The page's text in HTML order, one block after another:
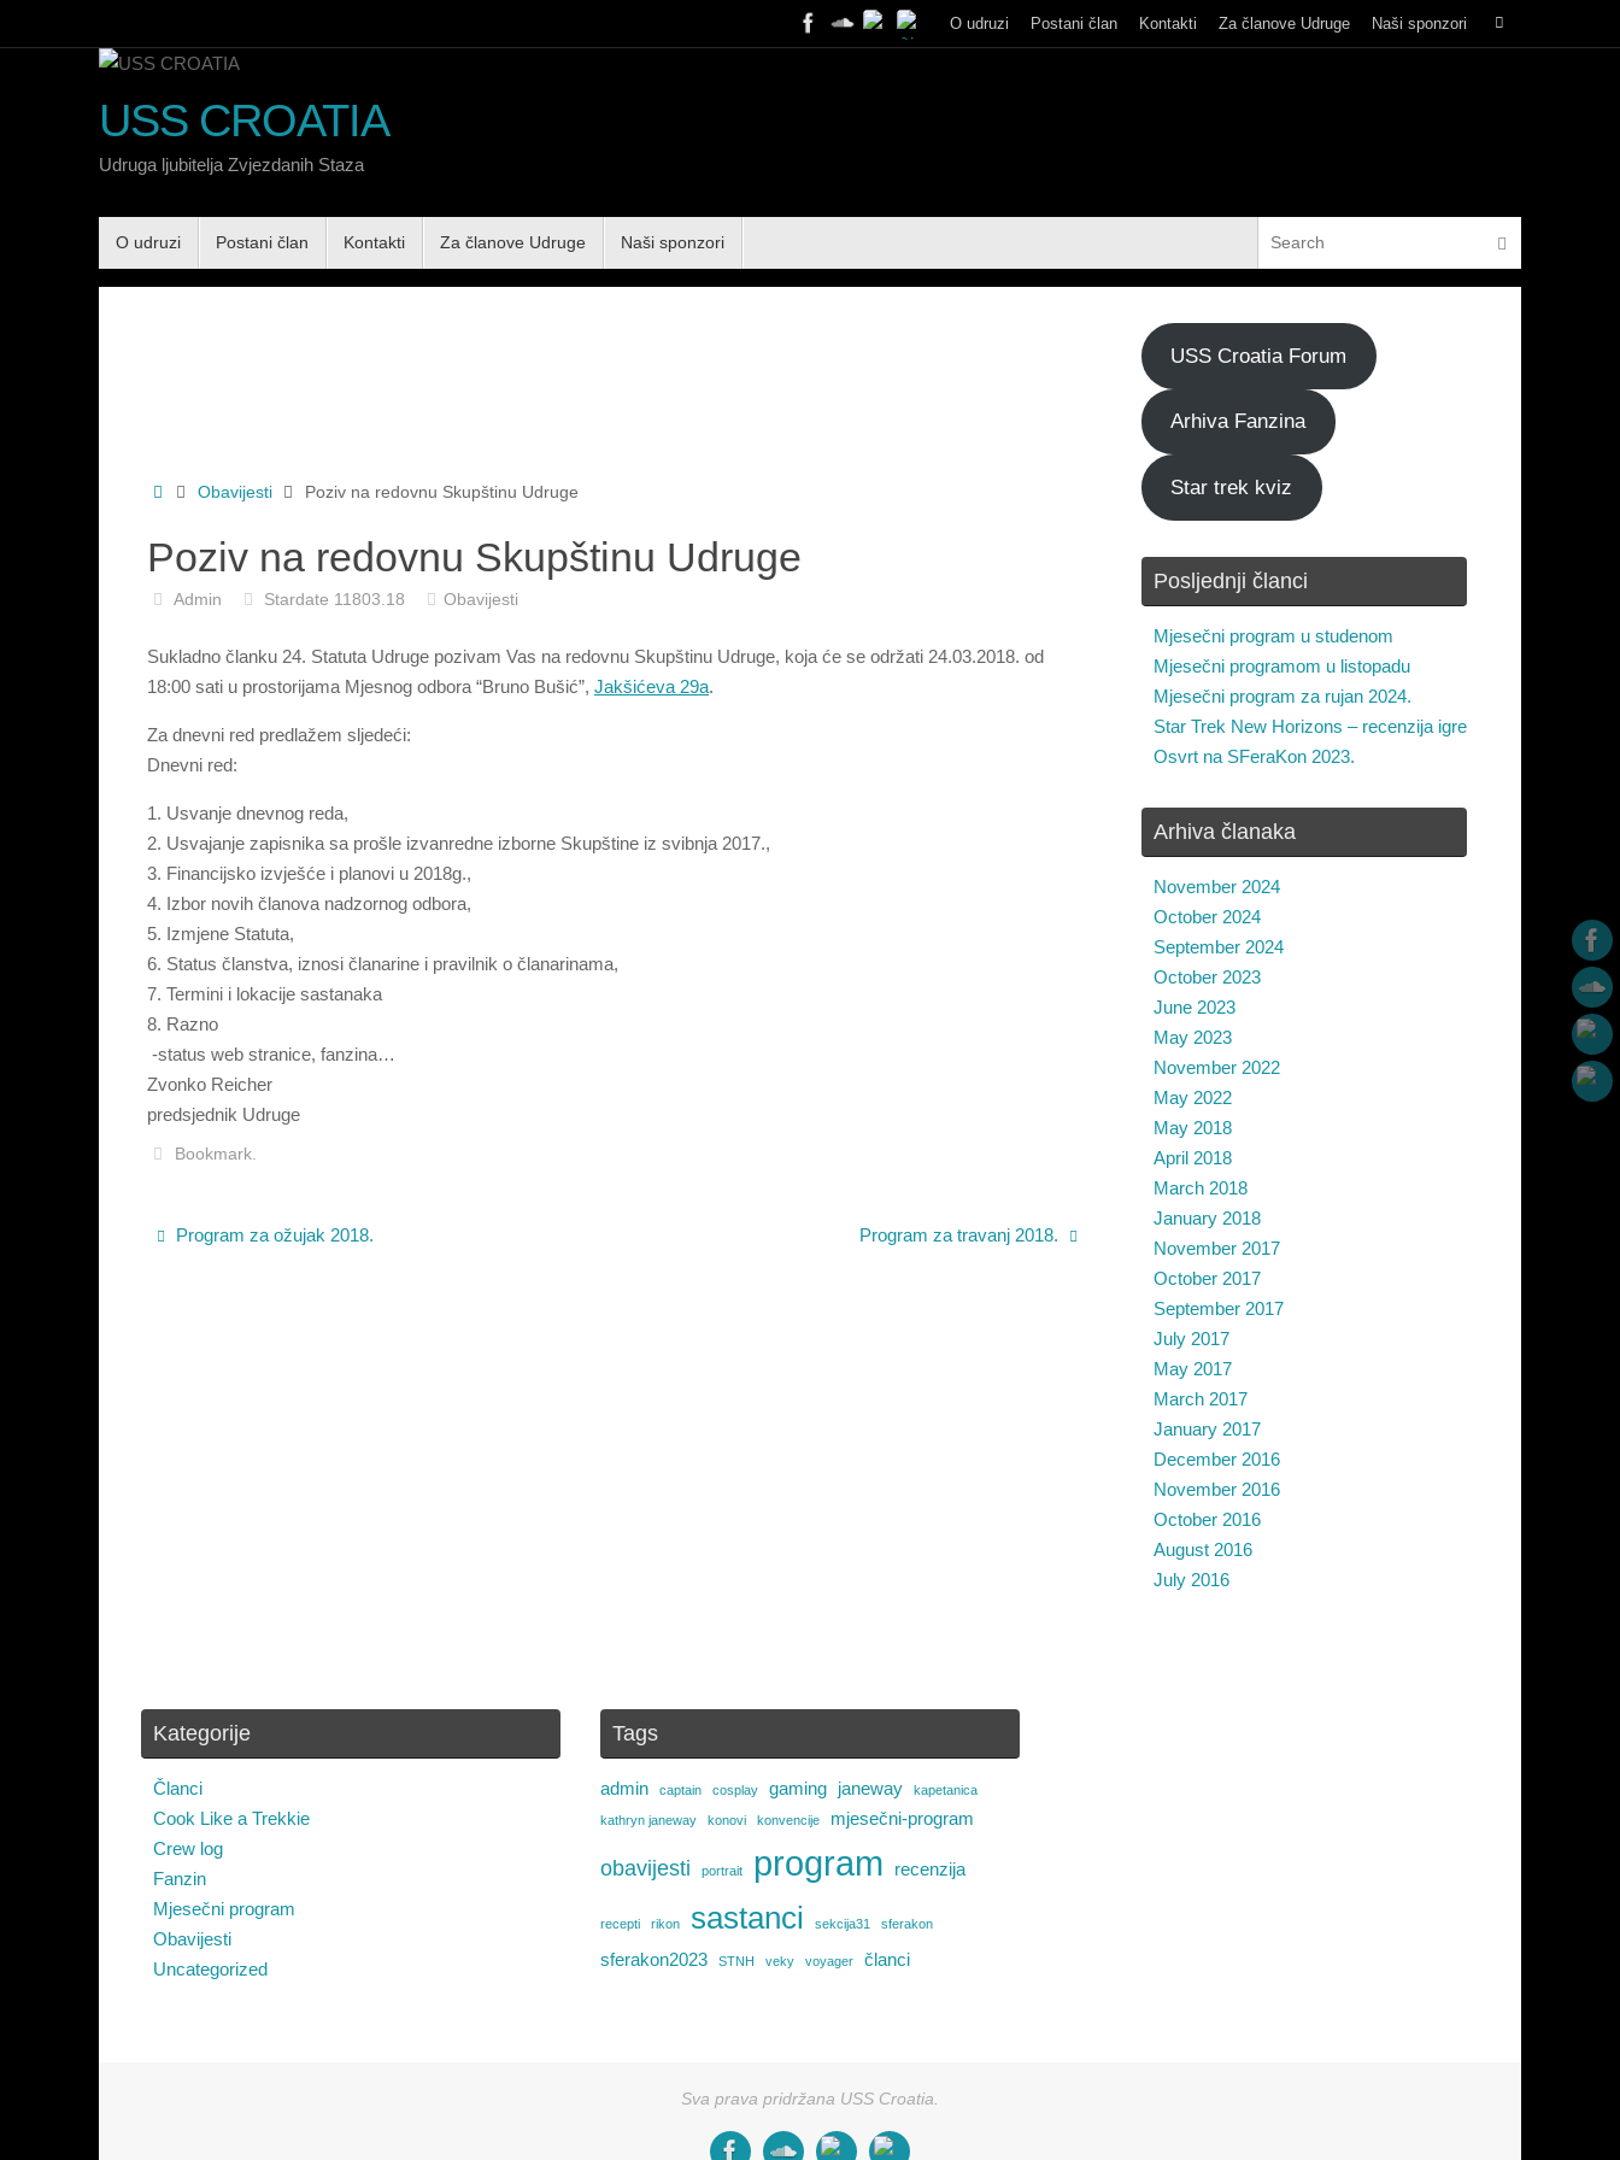
to
O udruzi Postani član Kontakti Za članove Udruge Naši sponzori
for:
Search
USS CROATIA
Udruga ljubitelja Zvjezdanih Staza
O udruzi Postani član Kontakti Za članove Udruge Naši sponzori Search
HomeObavijesti Poziv na redovnu Skupštinu Udruge
Poziv na redovnu Skupštinu Udruge
Admin Stardate 11803.18 Obavijesti
Sukladno članku 24. Statuta Udruge pozivam Vas na redovnu Skupštinu Udruge, koja će se održati 24.03.2018. od
18:00 sati u prostorijama Mjesnog odbora “Bruno Bušić”, Jakšićeva 29a.
Za dnevni red predlažem sljedeći:
Dnevni red:
1. Usvanje dnevnog reda,
2. Usvajanje zapisnika sa prošle izvanredne izborne Skupštine iz svibnja 2017.,
3. Financijsko izvješće i planovi u 2018g.,
4. Izbor novih članova nadzornog odbora,
5. Izmjene Statuta,
6. Status članstva, iznosi članarine i pravilnik o članarinama,
7. Termini i lokacije sastanaka
8. Razno
-status web stranice, fanzina…
Zvonko Reicher
predsjednik Udruge
Bookmark
Program za ožujak 2018. Program za travanj 2018.
USS Croatia Forum
Arhiva Fanzina
Star trek kviz
Posljednji članci
Mjesečni program u studenom
Mjesečni programom u listopadu
Mjesečni program za rujan 2024.
Star Trek New Horizons – recenzija igre
Osvrt na SFeraKon 2023.
Arhiva članaka
November 2024
October 2024
September 2024
October 2023
June 2023
May 2023
November 2022
May 2022
May 2018
April 2018
March 2018
January 2018
November 2017
October 2017
September 2017
July 2017
May 2017
March 2017
January 2017
December 2016
November 2016
October 2016
August 2016
July 2016
Kategorije
Članci
Cook Like a Trekkie
Crew log
Fanzin
Mjesečni program
Obavijesti
Uncategorized
Tags
admin captain cosplay gaming janeway kapetanica
kathryn janeway konovi konvencije mjesečni-program
obavijesti portrait program recenzija
recepti rikon sastanci sekcija31 sferakon
sferakon2023 STNH veky voyager članci
Sva prava pridržana USS Croatia.